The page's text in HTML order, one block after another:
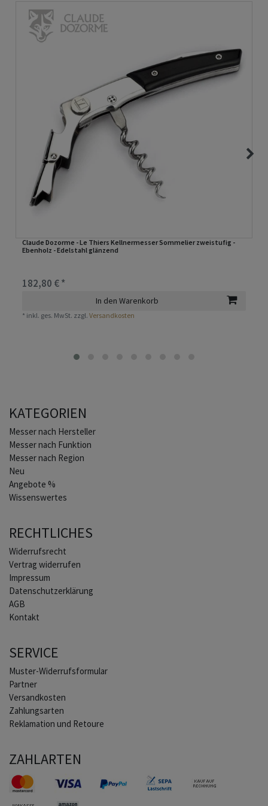
Claude Dozorme - Le Thiers Kellnermesser Sommelier zweistufig -
Ebenholz - Edelstahl glänzend
182,80 € *
In den Warenkorb
* inkl. ges. MwSt. zzgl.Versandkosten
KATEGORIEN
Home
Messer nach Hersteller
Messer nach Funktion
Messer nach Region
Neu
Angebote %
Wissenswertes
RECHTLICHES
Widerrufs­recht
Vertrag widerrufen
Impressum
Daten­schutz­erklärung
AGB
Kontakt
SERVICE
Muster-Widerrufsformular
Partner
Versandkosten
Zahlungsarten
Reklamation und Retoure
ZAHLARTEN